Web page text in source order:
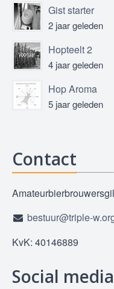
Gist starter
2 jaar geleden
Hopteelt 2
4 jaar geleden
Hop Aroma
5 jaar geleden
Contact
bestuur@triple-
KvK: 40146889
Social media